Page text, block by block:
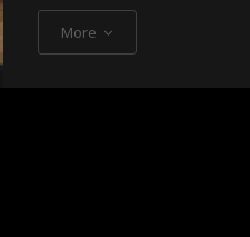
More